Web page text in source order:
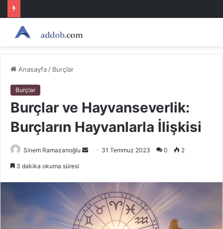
Anasayfa / Burçlar
Burçlar
Burçlar ve Hayvanseverlik:
Burçların Hayvanlarla İlişkisi
Sinem Ramazanoğlu
Bir
göndermek
31 Temmuz 2023 0 2
3 dakika okuma süresi